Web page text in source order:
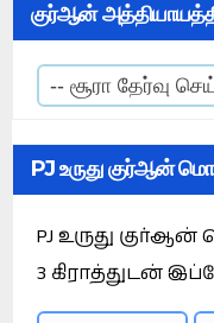
குர்ஆன்
PJ உருது குர்ஆன்
PJ உருது
3 கிராத்துடன்